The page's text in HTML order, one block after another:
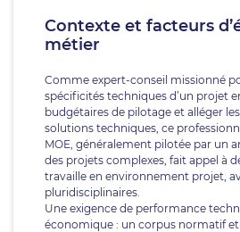
Contexte et facteurs
métier
Comme expert-conseil missionné
spécificités techniques d’un projet
budgétaires de pilotage et alléger
solutions techniques, ce
MOE, généralement pilotée par un
des projets complexes, fait appel à
travaille en environnement projet,
pluridisciplinaires.
Une exigence de performance
économique : un corpus normatif